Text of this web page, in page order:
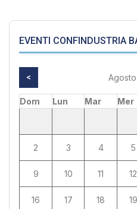
EVENTI CONFINDUSTRIA
<
Dom Lun Mar Mer
2 3 4 5
9 10 11 12
16 17 18 19